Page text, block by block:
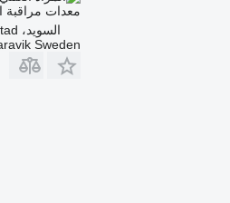
معدات مراقبة
السويد، Karlstad
Sweden